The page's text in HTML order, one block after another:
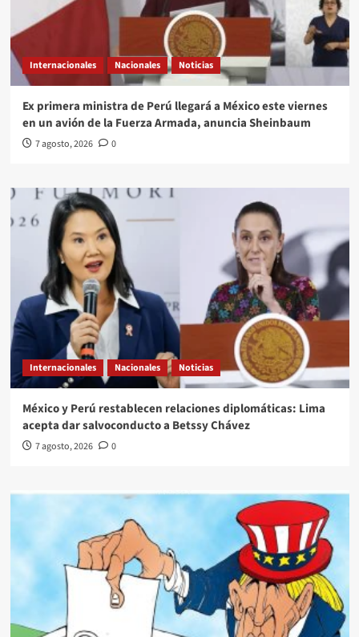
Internacionales Nacionales Noticias
Ex primera ministra de Perú llegará a México este viernes
en un avión de la Fuerza Armada, anuncia Sheinbaum
7 agosto, 2026 0
Internacionales Nacionales Noticias
México y Perú restablecen relaciones diplomáticas: Lima
acepta dar salvoconducto a Betssy Chávez
7 agosto, 2026 0